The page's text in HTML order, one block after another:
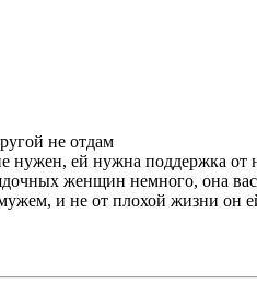
не отдам
ей нужна поддержка от
женщин немного, она
и не от плохой жизни он ей